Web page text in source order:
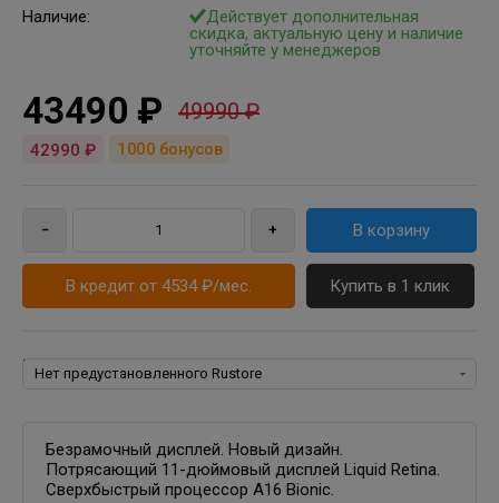
Наличие:
Действует дополнительная
скидка, актуальную цену и наличие
уточняйте у менеджеров
43490 ₽ 49990 ₽
1000 бонусов
42990 ₽
В кредит от 4534 ₽/мес. Купить в 1 клик
Rustore:
Безрамочный дисплей. Новый дизайн.
Потрясающий 11-дюймовый дисплей Liquid Retina.
Сверхбыстрый процессор A16 Bionic.